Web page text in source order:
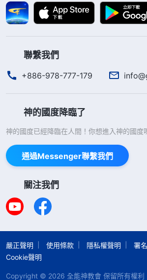
聯繫我們
+886-978-777-179
神的國度降臨了
神的國度已經降臨在人間！你想進入神的國度
通過Messenger聯繫我們
關注我們
嚴正聲明 使用條款 隱私權聲明
署名
Cookie聲明
Copyright © 2026 全能神教會 保留所有權利